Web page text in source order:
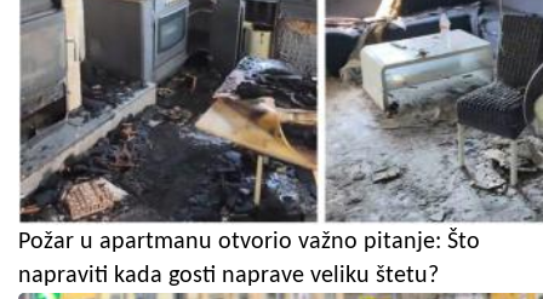
Požar u apartmanu otvorio važno pitanje: Što
napraviti kada gosti naprave veliku štetu?